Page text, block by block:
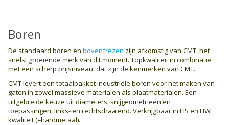
Boren
De standaard boren en bovenfrezen zijn afkomstig van CMT, het
snelst groeiende merk van dit moment. Topkwaliteit in combinatie
met een scherp prijsniveau, dat zijn de kenmerken van CMT.
CMT levert een totaalpakket industriële boren voor het maken van
gaten in zowel massieve materialen als plaatmaterialen. Een
uitgebreide keuze uit diameters, snijgeometrieën en
toepassingen, links- en rechtsdraaiend. Verkrijgbaar in HS en HW
kwaliteit (=hardmetaal).